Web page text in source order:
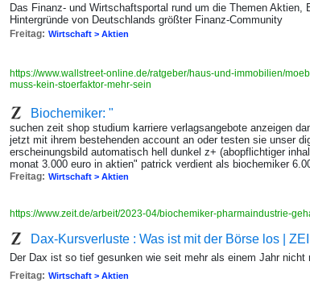
Das Finanz- und Wirtschaftsportal rund um die Themen Aktien,
Hintergründe von Deutschlands größter Finanz-Community
Freitag: Wirtschaft > Aktien
https://www.wallstreet-online.de/ratgeber/haus-und-immobilien/
muss-kein-stoerfaktor-mehr-sein
Biochemiker: "
suchen zeit shop studium karriere verlagsangebote anzeigen
jetzt mit ihrem bestehenden account an oder testen sie unser
erscheinungsbild automatisch hell dunkel z+ (abopflichtiger
monat 3.000 euro in aktien" patrick verdient als biochemiker
Freitag: Wirtschaft > Aktien
https://www.zeit.de/arbeit/2023-04/biochemiker-pharmaindustrie-
Dax-Kursverluste : Was ist mit der Börse los | ZEI
Der Dax ist so tief gesunken wie seit mehr als einem Jahr
Freitag: Wirtschaft > Aktien